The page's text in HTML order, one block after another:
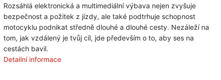
Rozsáhlá elektronická a multimediální výbava nejen zvyšuje
bezpečnost a požitek z jízdy, ale také podtrhuje schopnost
motocyklu podnikat středně dlouhé a dlouhé cesty. Nezáleží na
tom, jak vzdálený je tvůj cíl, jde především o to, aby ses na
cestách bavil.
Detailní informace